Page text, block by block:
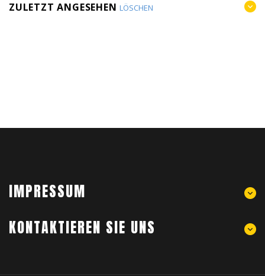
ZULETZT ANGESEHENLÖSCHEN
IMPRESSUM
KONTAKTIEREN SIE UNS